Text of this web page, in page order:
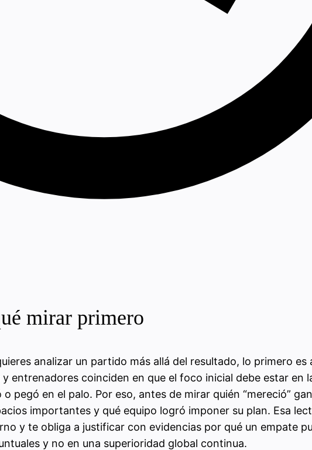
mirar primero
analizar un partido más allá del resultado, lo primero es
entrenadores coinciden en que el foco inicial debe estar en
pegó en el palo. Por eso, antes de mirar quién “mereció”
importantes y qué equipo logró imponer su plan. Esa
y te obliga a justificar con evidencias por qué un empate
y no en una superioridad global continua.